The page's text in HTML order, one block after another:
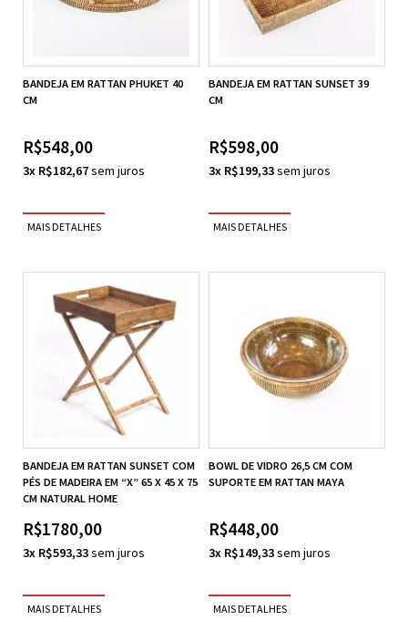
BANDEJA EM RATTAN PHUKET 40
CM
R$548,00
3x R$182,67
BANDEJA EM RATTAN SUNSET 39
CM
R$598,00
3x R$199,33
BANDEJA EM RATTAN SUNSET COM
PÉS DE MADEIRA EM “X” 65 X 45 X 75
CM NATURAL HOME
R$1780,00
3x R$593,33
BOWL DE VIDRO 26,5 CM COM
SUPORTE EM RATTAN MAYA
R$448,00
3x R$149,33